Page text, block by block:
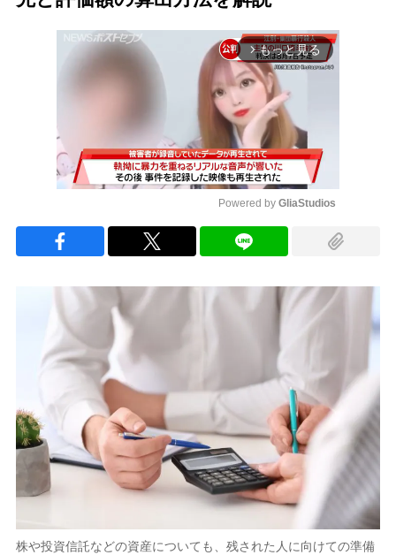
arrow_forward_ios もっと見る
Powered by GliaStudios
株や投資信託などの資産についても、残された人に向けての準備